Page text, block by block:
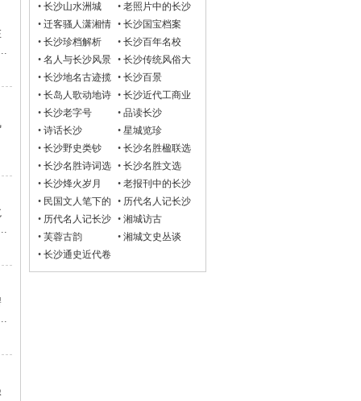
• 长沙山水洲城 • 老照片中的长沙
• 迁客骚人潇湘情 • 长沙国宝档案
• 长沙珍档解析 • 长沙百年名校
• 名人与长沙风景 • 长沙传统风俗大
观
• 长沙地名古迹揽
胜
• 长沙百景
• 长岛人歌动地诗 • 长沙近代工商业
• 长沙老字号 • 品读长沙
• 诗话长沙 • 星城览珍
• 长沙野史类钞 • 长沙名胜楹联选
• 长沙名胜诗词选 • 长沙名胜文选
• 长沙烽火岁月 • 老报刊中的长沙
• 民国文人笔下的
长沙
• 历代名人记长沙
诗词选
• 历代名人记长沙
文选
• 湘城访古
• 芙蓉古韵 • 湘城文史丛谈
• 长沙通史近代卷